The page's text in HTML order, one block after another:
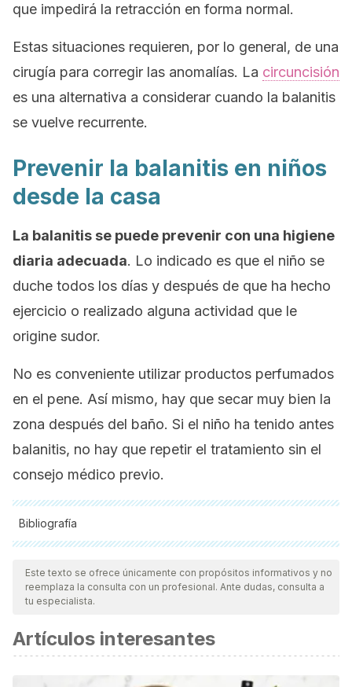
que impedirá la retracción en forma normal.
Estas situaciones requieren, por lo general, de una
cirugía para corregir las anomalías. La circuncisión
es una alternativa a considerar cuando la balanitis
se vuelve recurrente.
Prevenir la balanitis en niños
desde la casa
La balanitis se puede prevenir con una higiene
diaria adecuada. Lo indicado es que el niño se
duche todos los días y después de que ha hecho
ejercicio o realizado alguna actividad que le
origine sudor.
No es conveniente utilizar productos perfumados
en el pene. Así mismo, hay que secar muy bien la
zona después del baño. Si el niño ha tenido antes
balanitis, no hay que repetir el tratamiento sin el
consejo médico previo.
Bibliografía
Todas las fuentes citadas fueron revisadas a profundidad por
nuestro equipo, para asegurar su calidad, confiabilidad,
vigencia y validez.La bibliografía de este artículo fue
científica.
Morales Concepción, J. C., González Fernández, P.,
Morales Aránegui, A., Guerra Rodríguez, M., & Mora
Este texto se ofrece únicamente con propósitos informativos y no
reemplaza la consulta con un profesional. Ante dudas, consulta a
tu especialista.
Artículos interesantes